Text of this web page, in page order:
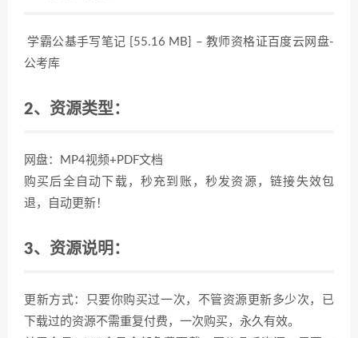
学霸公基手写笔记 [55.16 MB] – 教师资格证百度云网盘-
公考库
2、资源类型：
网盘：MP4视频+PDF文档
购买后全自动下载，秒充到账，秒发资源，链接失效包
退，自动更新！
3、资源说明：
更新方式：只要你购买过一次，不管资源更新多少次，已
下载过的资源不需重复付费，一次购买，永久有效。